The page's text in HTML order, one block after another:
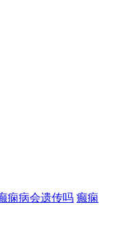
痫病会遗传吗 癫痫